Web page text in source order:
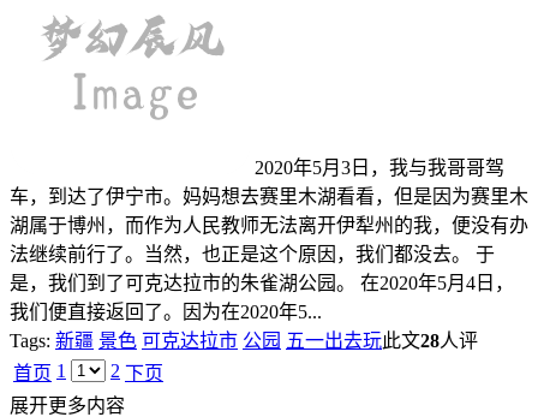
2020年5月3日，我与我哥哥驾
车，到达了伊宁市。妈妈想去赛里木湖看看，但是因为赛里木
湖属于博州，而作为人民教师无法离开伊犁州的我，便没有办
法继续前行了。当然，也正是这个原因，我们都没去。 于
是，我们到了可克达拉市的朱雀湖公园。 在2020年5月4日，
我们便直接返回了。因为在2020年5...
Tags: 新疆 景色 可克达拉市 公园 五一出去玩此文28人评
首页 1 2 下页
展开更多内容